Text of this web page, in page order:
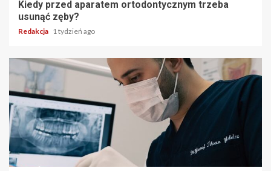
Kiedy przed aparatem ortodontycznym trzeba
usunąć zęby?
Redakcja 1 tydzień ago